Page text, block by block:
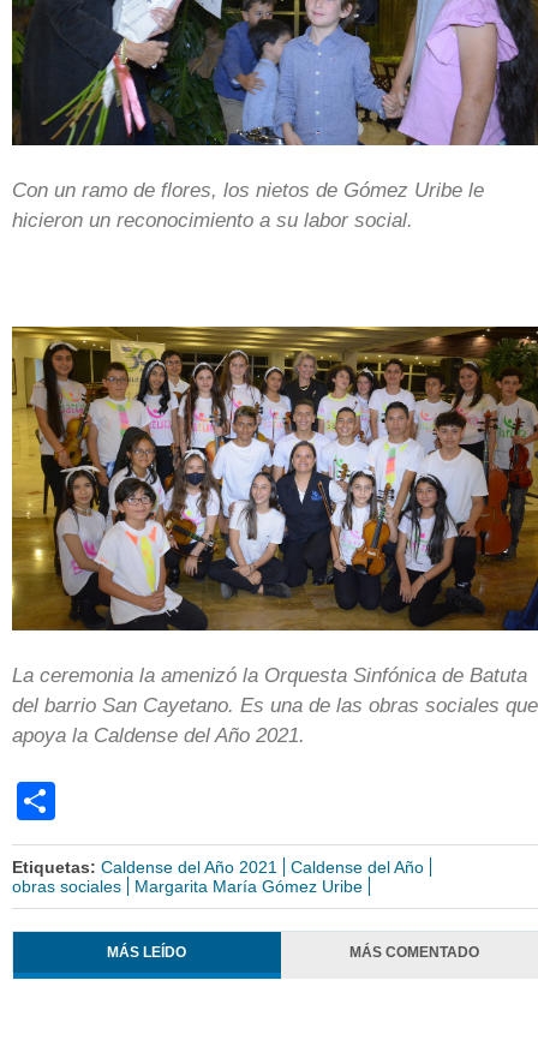
Con un ramo de flores, los nietos de Gómez Uribe le
hicieron un reconocimiento a su labor social.
La ceremonia la amenizó la Orquesta Sinfónica de Batuta
del barrio San Cayetano. Es una de las obras sociales que
apoya la Caldense del Año 2021.
Etiquetas: Caldense del Año 2021
Caldense del Año
obras sociales
Margarita María Gómez Uribe
MÁS LEÍDO MÁS COMENTADO